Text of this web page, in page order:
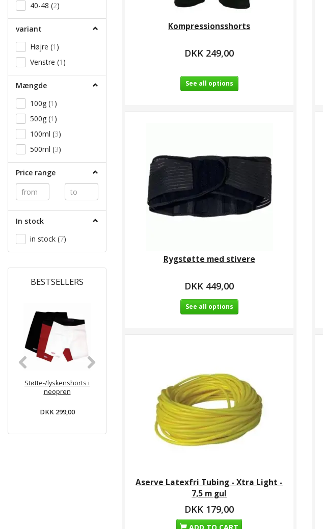
40-48 (2)
variant
Højre (1 )
Venstre (1 )
Mængde
100g (1 )
500g (1 )
100ml (3)
500ml (3)
Price range
In stock
in stock (7)
BESTSELLERS
Støtte-/lyskenshorts i
neopren
DKK 299,00 DKK 450,00
Aserve Traumesalve
NR2
DKK 129,00
Kompressionsshorts
DKK 249,00
See all options
Rygstøtte med stivere
DKK 449,00
See all options
Aserve Latexfri Tubing - Xtra Light -
7,5 m gul
DKK 179,00